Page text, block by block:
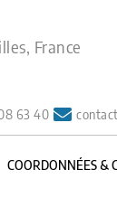
France
63 40
COORDONNÉES &